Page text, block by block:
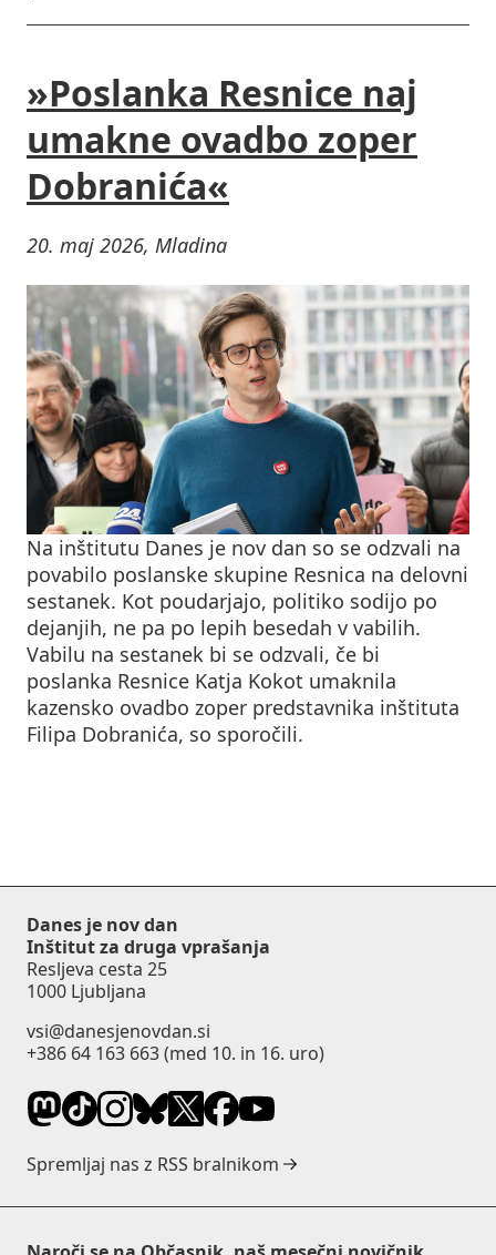
»Poslanka Resnice naj
umakne ovadbo zoper
Dobranića«
20. maj 2026, Mladina
Na inštitutu Danes je nov dan so se odzvali na
povabilo poslanske skupine Resnica na delovni
sestanek. Kot poudarjajo, politiko sodijo po
dejanjih, ne pa po lepih besedah v vabilih.
Vabilu na sestanek bi se odzvali, če bi
poslanka Resnice Katja Kokot umaknila
kazensko ovadbo zoper predstavnika inštituta
Filipa Dobranića, so sporočili.
Danes je nov dan
Inštitut za druga vprašanja
Resljeva cesta 25
1000 Ljubljana
vsi@danesjenovdan.si
+386 64 163 663(med 10. in 16. uro)
Spremljaj nas z RSS bralnikom